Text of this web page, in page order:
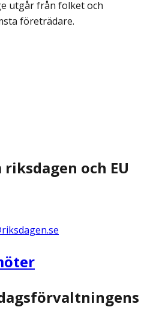
utgår från folket och
företrädare.
och EU